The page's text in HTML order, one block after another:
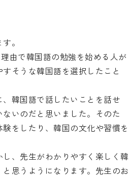
。
由で韓国語の勉強を始める人が
そうな韓国語を選択したこと
韓国語で話したいことを話せ
いのだと思いました。そのた
をしたり、韓国の文化や習慣を
、先生がわかりやすく楽しく韓
思うようになります。先生のお